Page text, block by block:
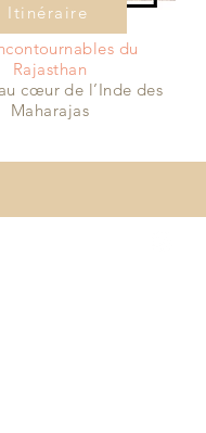
Itinéraire
du
Rajasthan
cœur de l’Inde des
Maharajas